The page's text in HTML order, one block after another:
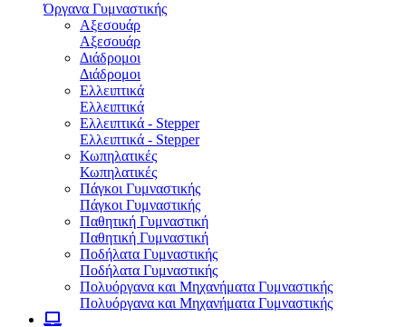
Όργανα Γυμναστικής
Αξεσουάρ
Αξεσουάρ
Διάδρομοι
Διάδρομοι
Ελλειπτικά
Ελλειπτικά
Ελλειπτικά - Stepper
Ελλειπτικά - Stepper
Κωπηλατικές
Κωπηλατικές
Πάγκοι Γυμναστικής
Πάγκοι Γυμναστικής
Παθητική Γυμναστική
Παθητική Γυμναστική
Ποδήλατα Γυμναστικής
Ποδήλατα Γυμναστικής
Πολυόργανα και Μηχανήματα Γυμναστικής
Πολυόργανα και Μηχανήματα Γυμναστικής